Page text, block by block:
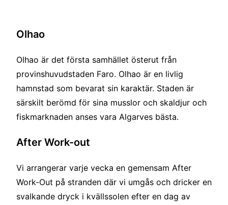
Olhao
Olhao är det första samhället österut från
provinshuvudstaden Faro. Olhao är en livlig
hamnstad som bevarat sin karaktär. Staden är
särskilt berömd för sina musslor och skaldjur och
fiskmarknaden anses vara Algarves bästa.
After Work-out
Vi arrangerar varje vecka en gemensam After
Work-Out på stranden där vi umgås och dricker en
svalkande dryck i kvällssolen efter en dag av